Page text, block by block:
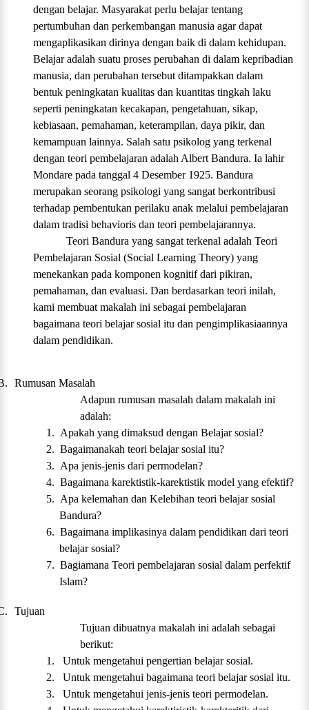
dengan belajar. Masyarakat perlu belajar tentang
pertumbuhan dan perkembangan manusia agar dapat
mengaplikasikan dirinya dengan baik di dalam kehidupan.
Belajar adalah suatu proses perubahan di dalam kepribadian
manusia, dan perubahan tersebut ditampakkan dalam
bentuk peningkatan kualitas dan kuantitas tingkah laku
seperti peningkatan kecakapan, pengetahuan, sikap,
kebiasaan, pemahaman, keterampilan, daya pikir, dan
kemampuan lainnya. Salah satu psikolog yang terkenal
dengan teori pembelajaran adalah Albert Bandura. Ia lahir
Mondare pada tanggal 4 Desember 1925. Bandura
merupakan seorang psikologi yang sangat berkontribusi
terhadap pembentukan perilaku anak melalui pembelajaran
dalam tradisi behavioris dan teori pembelajarannya.
Teori Bandura yang sangat terkenal adalah Teori
Pembelajaran Sosial (Social Learning Theory) yang
menekankan pada komponen kognitif dari pikiran,
pemahaman, dan evaluasi. Dan berdasarkan teori inilah,
kami membuat makalah ini sebagai pembelajaran
bagaimana teori belajar sosial itu dan pengimplikasiaannya
dalam pendidikan.
Rumusan Masalah
Adapun rumusan masalah dalam makalah ini
adalah:
1. Apakah yang dimaksud dengan Belajar sosial?
2. Bagaimanakah teori belajar sosial itu?
3. Apa jenis-jenis dari permodelan?
4. Bagaimana karektistik-karektistik model yang efektif?
5. Apa kelemahan dan Kelebihan teori belajar sosial
Bandura?
6. Bagaimana implikasinya dalam pendidikan dari teori
belajar sosial?
7. Bagiamana Teori pembelajaran sosial dalam perfektif
Islam?
Tujuan
Tujuan dibuatnya makalah ini adalah sebagai
berikut:
1.
Untuk mengetahui pengertian belajar sosial.
2.
Untuk mengetahui bagaimana teori belajar sosial itu.
3.
Untuk mengetahui jenis-jenis teori permodelan.